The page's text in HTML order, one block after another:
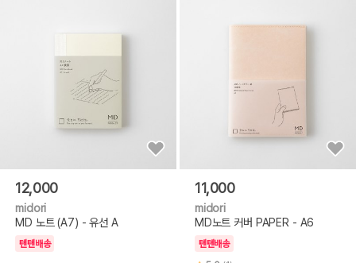
12,000
midori
MD 노트 (A7) - 유선 A
텐텐배송
11,000
midori
MD노트 커버 PAPER - A6
텐텐배송